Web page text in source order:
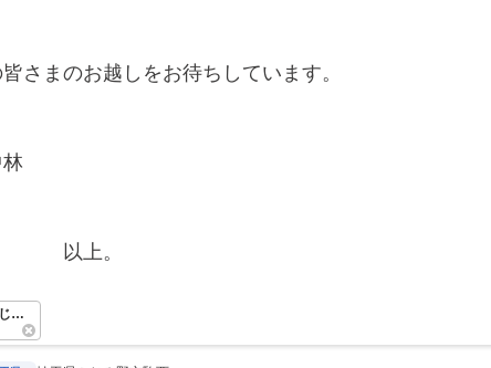
さまのお越しをお待ちしています。
。